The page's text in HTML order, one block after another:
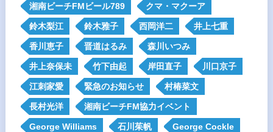
湘南ビーチFMビール789 クマ・マクーア
鈴木梨江 鈴木雅子 西岡洋二 井上七重
香川恵子 晋道はるみ 森川いつみ
井上奈保未 竹下由起 岸田直子 川口京子
江刺家愛 緊急のお知らせ 村椿菜文
長村光洋 湘南ビーチFM協力イベント
George Williams 石川茱帆 George Cockle